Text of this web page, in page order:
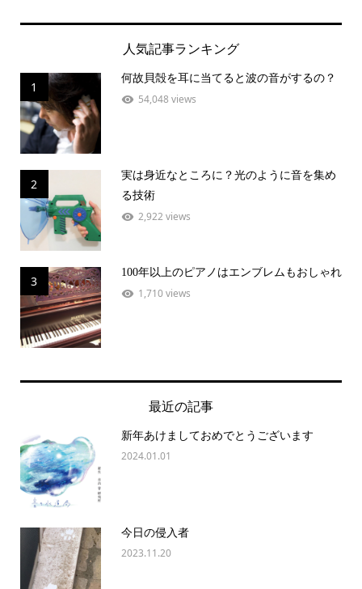
人気記事ランキング
1
何故貝殻を耳に当てると波の音がするの？
54,048 views
2
実は身近なところに？光のように音を集め
る技術
2,922 views
3
100年以上のピアノはエンブレムもおしゃれ
1,710 views
最近の記事
新年あけましておめでとうございます
2024.01.01
今日の侵入者
2023.11.20